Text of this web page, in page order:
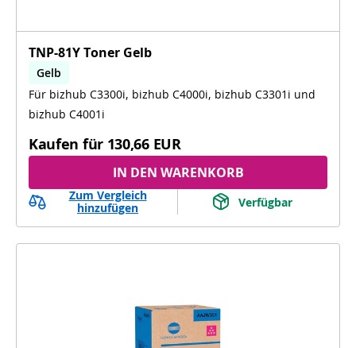
TNP-81Y Toner Gelb
Gelb
bizhub C3300i, bizhub C4000i, bizhub C3301i,
bizhub C4001i
Für bizhub C3300i, bizhub C4000i, bizhub C3301i und
bizhub C4001i
Kaufen für 130,66 EUR
IN DEN WARENKORB
Zum Vergleich
hinzufügen
Verfügbar